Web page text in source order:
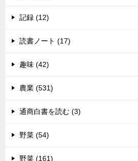
記録 (12)
読書ノート (17)
趣味 (42)
農業 (531)
通商白書を読む (3)
野菜 (54)
野菜 (161)